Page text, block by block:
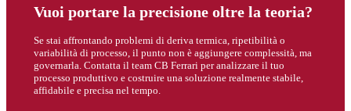
Vuoi portare la precisione oltre la teoria?
Se stai affrontando problemi di deriva termica, ripetibilità o
variabilità di processo, il punto non è aggiungere complessità, ma
governarla. Contatta il team CB Ferrari per analizzare il tuo
processo produttivo e costruire una soluzione realmente stabile,
affidabile e precisa nel tempo.